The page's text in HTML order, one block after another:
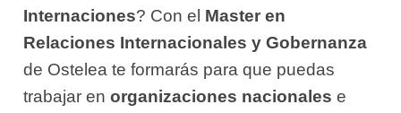
Internaciones? Con el Master en
Relaciones Internacionales y Gobernanza
de Ostelea te formarás para que puedas
trabajar enorganizaciones nacionales e